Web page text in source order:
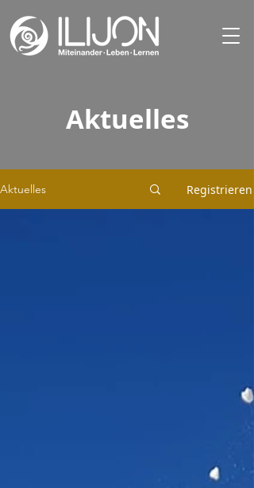
Aktuelles
Aktuelles Registrieren